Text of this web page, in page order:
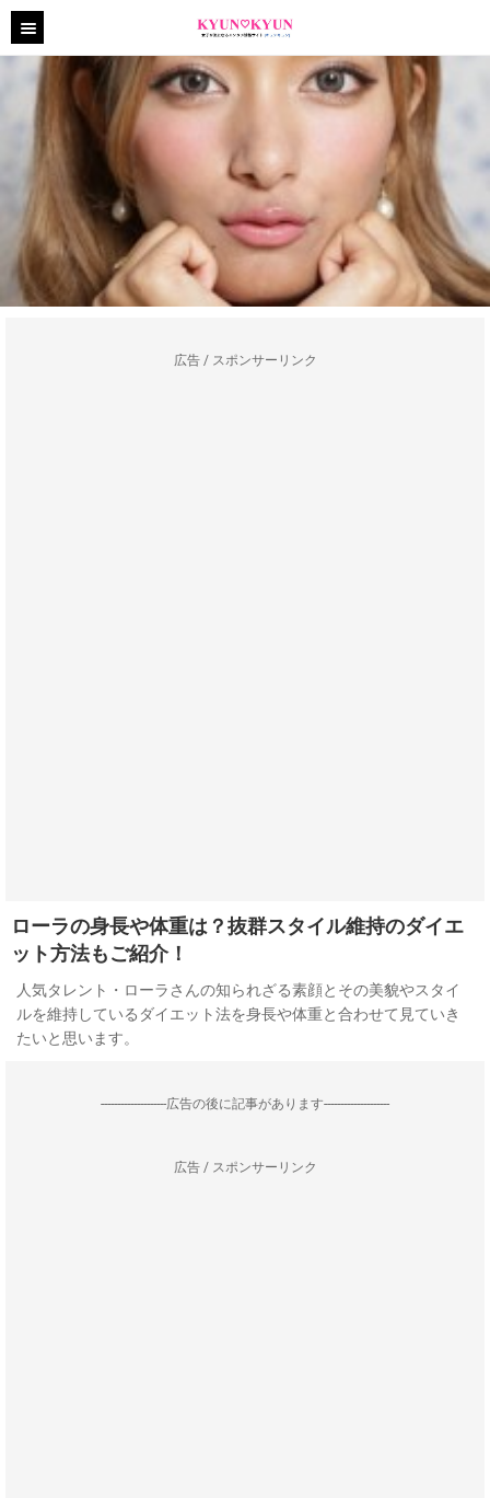
広告 / スポンサーリンク
ローラの身長や体重は？抜群スタイル維持のダイエ
ット方法もご紹介！
人気タレント・ローラさんの知られざる素顔とその美貌やスタイ
ルを維持しているダイエット法を身長や体重と合わせて見ていき
たいと思います。
--------------------広告の後に記事があります--------------------
広告 / スポンサーリンク